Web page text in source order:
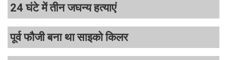
24 घंटे में तीन जघन्य हत्याएं
पूर्व फौजी बना था साइको किलर